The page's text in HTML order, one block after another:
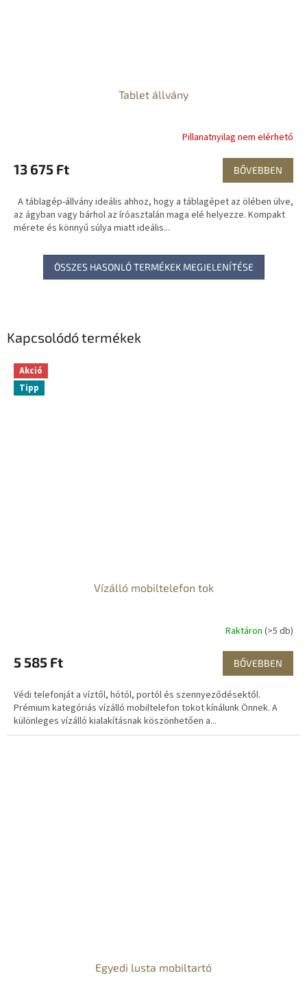
Kapcsolódó termékek
Akció
Tipp
Vízálló mobiltelefon tok
Raktáron (>5 db)
5 585 Ft BŐVEBBEN
Védi telefonját a víztől, hótól, portól és szennyeződésektől.
Prémium kategóriás vízálló mobiltelefon tokot kínálunk Önnek. A
különleges vízálló kialakításnak köszönhetően a...
Egyedi lusta mobiltartó
Tablet állvány
Pillanatnyilag nem elérhető
13 675 Ft BŐVEBBEN
A táblagép-állvány ideális ahhoz, hogy a táblagépet az ölében ülve,
az ágyban vagy bárhol az íróasztalán maga elé helyezze. Kompakt
mérete és könnyű súlya miatt ideális...
ÖSSZES HASONLÓ TERMÉKEK MEGJELENÍTÉSE